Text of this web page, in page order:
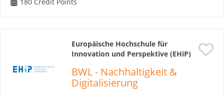
Europäische Hochschule für
Innovation und Perspektive (EHiP)
BWL - Nachhaltigkeit &
Digitalisierung